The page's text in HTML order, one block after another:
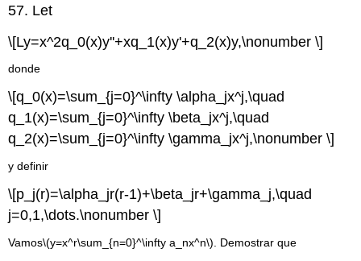
57. Let
\[Ly=x^2q_0(x)y''+xq_1(x)y'+q_2(x)y,\nonumber \]
donde
\[q_0(x)=\sum_{j=0}^\infty \alpha_jx^j,\quad
q_1(x)=\sum_{j=0}^\infty \beta_jx^j,\quad
q_2(x)=\sum_{j=0}^\infty \gamma_jx^j,\nonumber \]
y definir
\[p_j(r)=\alpha_jr(r-1)+\beta_jr+\gamma_j,\quad
j=0,1,\dots.\nonumber \]
Vamos\(y=x^r\sum_{n=0}^\infty a_nx^n\) . Demostrar que